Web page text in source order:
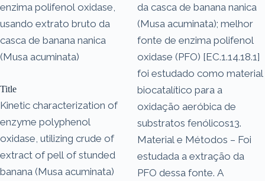
enzima polifenol oxidase,
usando extrato bruto da
casca de banana nanica
(Musa acuminata)
Title
Kinetic characterization of
enzyme polyphenol
oxidase, utilizing crude of
extract of pell of stunded
banana (Musa acuminata)
da casca de banana nanica
(Musa acuminata); melhor
fonte de enzima polifenol
oxidase (PFO) [EC.1.14.18.1]
foi estudado como material
biocatalítico para a
oxidação aeróbica de
substratos fenólicos13.
Material e Métodos – Foi
estudada a extração da
PFO dessa fonte. A